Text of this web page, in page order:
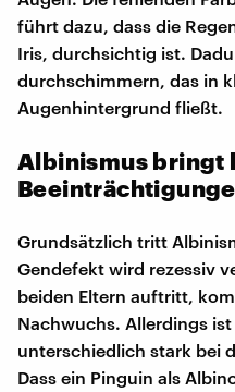
führt dazu, dass die
Iris, durchsichtig ist.
durchschimmern, das in
Augenhintergrund fließt.
Albinismus bringt
Grundsätzlich tritt
Gendefekt wird rezessiv
beiden Eltern auftritt,
Nachwuchs. Allerdings
unterschiedlich stark bei
Dass ein Pinguin als